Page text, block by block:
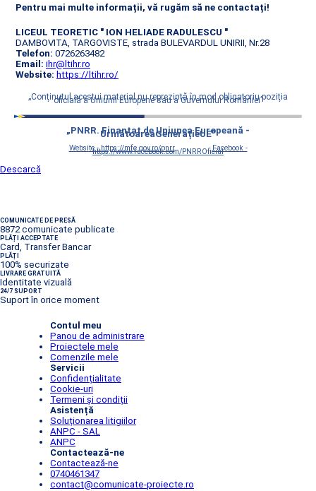
Pentru mai multe informații, vă rugăm să ne contactați!
LICEUL TEORETIC " ION HELIADE RADULESCU "
DAMBOVITA, TARGOVISTE, strada BULEVARDUL UNIRII, Nr.28
Telefon: 0726263482
Email: ihr@ltihr.ro
Website: https://ltihr.ro/
„Conţinutul acestui material nu reprezintă în mod obligatoriu poziţia
oficială a Uniunii Europene sau a Guvernului României”
„PNRR. Finanțat de Uniunea Europeană -
UrmătoareaGenerațieUE”
Website - https://mfe.gov.ro/pnrr Facebook -
https://www.facebook.com/PNRROficial
Descarcă
COMUNICATE DE PRESĂ
8872 comunicate publicate
PLĂȚI ACCEPTATE
Card, Transfer Bancar
PLĂȚI
100% securizate
LIVRARE GRATUITĂ
Identitate vizuală
24/7 SUPORT
Suport în orice moment
Contul meu
Panou de administrare
Proiectele mele
Comenzile mele
Servicii
Confidențialitate
Cookie-uri
Termeni și condiții
Asistență
Soluționarea litigiilor
ANPC - SAL
ANPC
Contactează-ne
Contactează-ne
0740461347
contact@comunicate-proiecte.ro